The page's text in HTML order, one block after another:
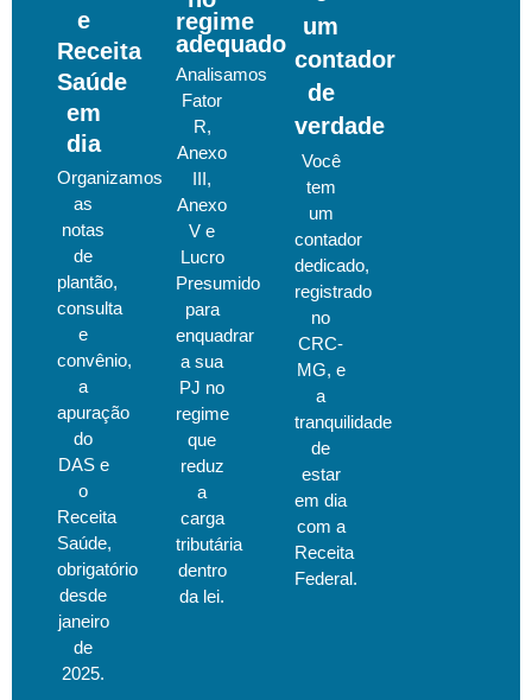
e
Receita
Saúde
em
dia
Organizamos
as
notas
de
plantão,
consulta
e
convênio,
a
apuração
do
DAS e
o
Receita
Saúde,
obrigatório
desde
janeiro
de
2025.
regime
adequado
Analisamos
Fator
R,
Anexo
III,
Anexo
V e
Lucro
Presumido
para
enquadrar
a sua
PJ no
regime
que
reduz
a
carga
tributária
dentro
da lei.
um
contador
de
verdade
Você
tem
um
contador
dedicado,
registrado
no
CRC-
MG, e
a
tranquilidade
de
estar
em dia
com a
Receita
Federal.